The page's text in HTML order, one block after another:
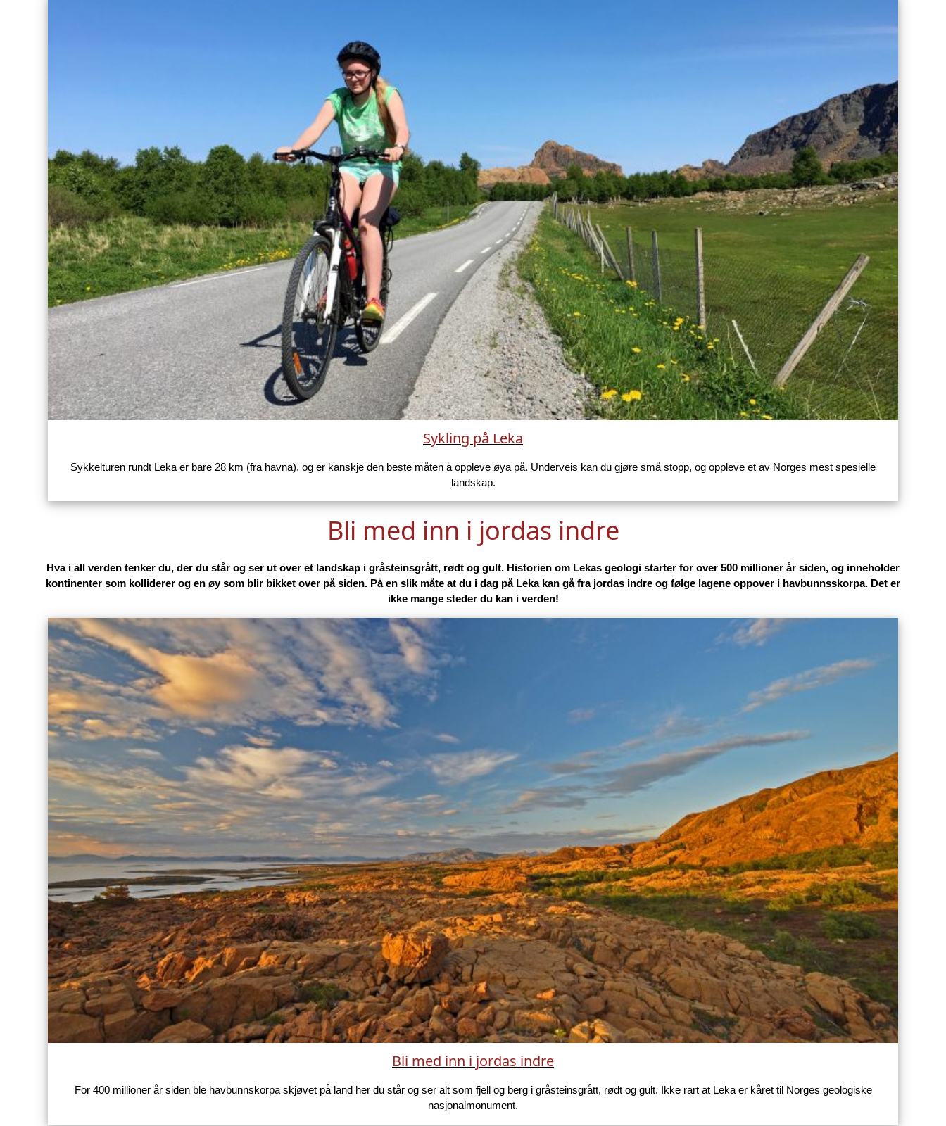
Sykkelutleie på Leka
Å sykle rundt øya er kanskje den beste måten å oppleve Leka på. Sykler kan leies hos Leka Brygge, som ligger 5 km fra ferjeleiet. Leka rundt er en lettsyklet rundtur. Turen følger hovedveien
rundt øya, og vi anbefaler for utsiktens skyld å sykle vestover, med klokka.
Sykling på Leka
Sykkelturen rundt Leka er bare 28 km (fra havna), og er kanskje den beste måten å oppleve øya på. Underveis kan du gjøre små stopp, og oppleve et av Norges mest spesielle
Bli med inn i jordas indre
Hva i all verden tenker du, der du står og ser ut over et landskap i gråsteinsgrått, rødt og gult. Historien om Lekas geologi starter for over 500 millioner år siden, og inneholder
kontinenter som kolliderer og en øy som blir bikket over på siden. På en slik måte at du i dag på Leka kan gå fra jordas indre og følge lagene oppover i havbunnsskorpa. Det er
ikke mange steder du kan i verden!